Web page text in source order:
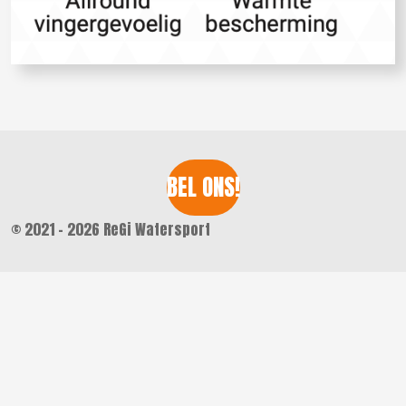
BEL ONS!
© 2021 - 2026 ReGi Watersport